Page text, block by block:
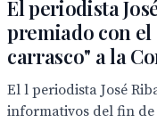
El periodista
premiado con
carrasco" a la
El l periodista José
informativos del fin de